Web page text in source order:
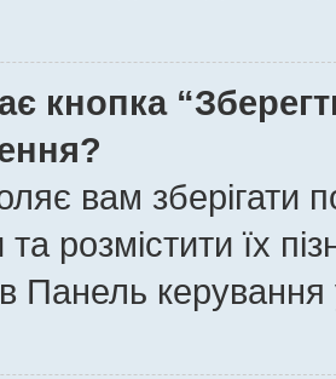
кнопка
вам зберігати
розмістити їх
Панель керування